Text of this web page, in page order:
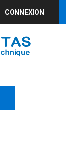
CONNEXION